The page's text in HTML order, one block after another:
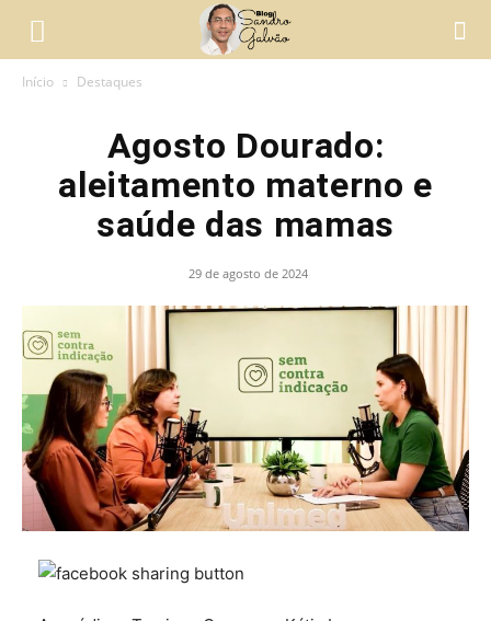
Início Destaques
Agosto Dourado:
aleitamento materno e
saúde das mamas
29 de agosto de 2024